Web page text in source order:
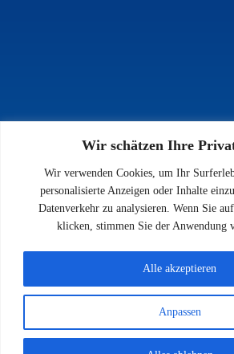
Wir schätzen Ihre
Wir verwenden Cookies, um Ihr
personalisierte Anzeigen oder Inhalte
Datenverkehr zu analysieren. Wenn Sie
klicken, stimmen Sie der Anwendung
Anpassen
Alle akzeptieren
INFOS
Impressum
Datenschutz
Kontakt
© 2026 SV 1923